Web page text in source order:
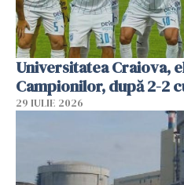
Universitatea Craiova,
Campionilor, după 2-2
29 IULIE 2026